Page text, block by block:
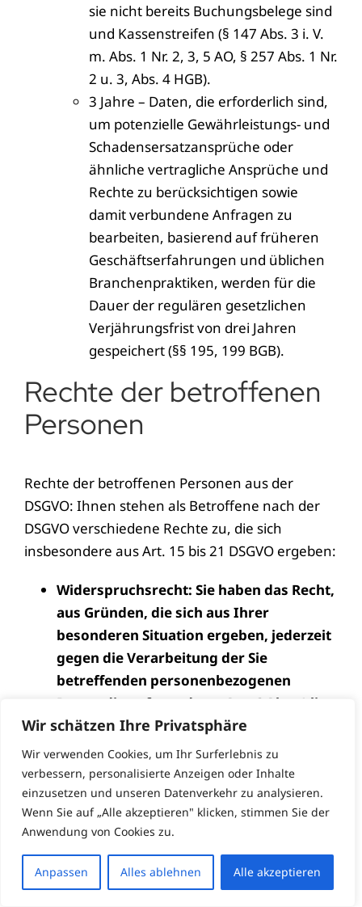
Wir schätzen Ihre Privatsphäre
Wir verwenden Cookies, um Ihr Surferlebnis zu
verbessern, personalisierte Anzeigen oder Inhalte
einzusetzen und unseren Datenverkehr zu analysieren.
Wenn Sie auf „Alle akzeptieren" klicken, stimmen Sie der
Anwendung von Cookies zu.
Anpassen Alles ablehnen Alle akzeptieren
sie nicht bereits Buchungsbelege sind
und Kassenstreifen (§ 147 Abs. 3 i. V.
m. Abs. 1 Nr. 2, 3, 5 AO, § 257 Abs. 1 Nr.
2 u. 3, Abs. 4 HGB).
3 Jahre – Daten, die erforderlich sind,
um potenzielle Gewährleistungs- und
Schadensersatzansprüche oder
ähnliche vertragliche Ansprüche und
Rechte zu berücksichtigen sowie
damit verbundene Anfragen zu
bearbeiten, basierend auf früheren
Geschäftserfahrungen und üblichen
Branchenpraktiken, werden für die
Dauer der regulären gesetzlichen
Verjährungsfrist von drei Jahren
gespeichert (§§ 195, 199 BGB).
Rechte der betroffenen
Personen
Rechte der betroffenen Personen aus der
DSGVO: Ihnen stehen als Betroffene nach der
DSGVO verschiedene Rechte zu, die sich
insbesondere aus Art. 15 bis 21 DSGVO ergeben:
Widerspruchsrecht: Sie haben das Recht,
aus Gründen, die sich aus Ihrer
besonderen Situation ergeben, jederzeit
gegen die Verarbeitung der Sie
betreffenden personenbezogenen
Daten, die aufgrund von Art. 6 Abs. 1 lit.
e oder f DSGVO erfolgt, Widerspruch
einzulegen; dies gilt auch für ein auf
diese Bestimmungen gestütztes
Profiling. Werden die Sie betreffenden
personenbezogenen Daten verarbeitet,
um Direktwerbung zu betreiben, haben
Sie das Recht, jederzeit Widerspruch
gegen die Verarbeitung der Sie